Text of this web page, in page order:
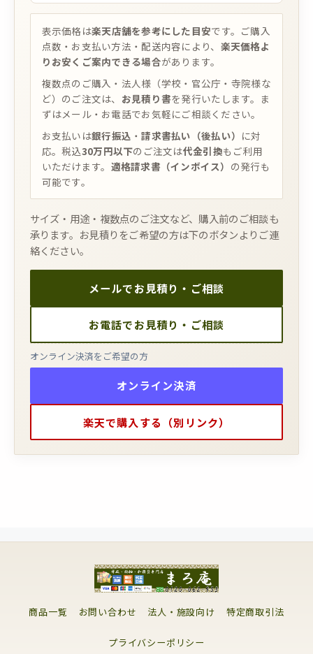
表示価格は楽天店舗を参考にした目安です。ご購入
点数・お支払い方法・配送内容により、 楽天価格よ
りお安くご案内できる場合があります。
複数点のご購入・法人様（学校・官公庁・寺院様な
ど）のご注文は、 お見積り書を発行いたします。ま
ずはメール・お電話でお気軽にご相談ください。
お支払いは銀行振込 ・請求書払い（後払い） に対
応。税込30万円以下のご注文は代金引換もご利用
いただけます。 適格請求書（インボイス） の発行も
可能です。
サイズ・用途・複数点のご注文など、購入前のご相談も
承ります。お見積りをご希望の方は下のボタンよりご連
絡ください。
メールでお見積り・ご相談
お電話でお見積り・ご相談
オンライン決済をご希望の方
オンライン決済
楽天で購入する（別リンク）
商品一覧 お問い合わせ 法人・施設向け 特定商取引法
プライバシーポリシー